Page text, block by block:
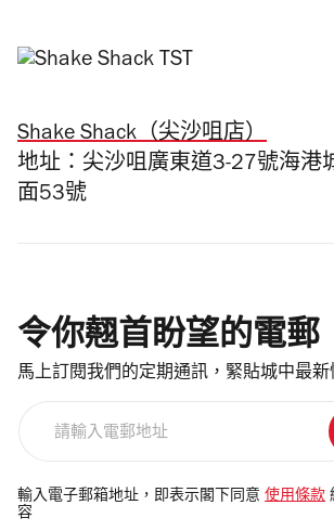
Shake Shack（尖沙咀店）
地址：尖沙咀廣東道3-27號海港
面53號
令你翹首盼望的電郵
馬上訂閱我們的定期通訊，緊貼城中最新
電
郵
輸入電子郵箱地址，即表示閣下同意 使用條款
容